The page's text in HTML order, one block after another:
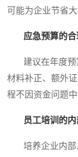
可能为企业节省大
应急预算的
建议在年度预
材料补正、额外
程不因资金问题
员工培训的
培养企业内部